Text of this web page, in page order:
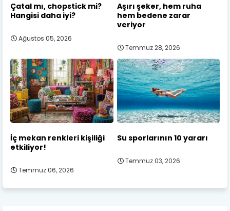
Çatal mı, chopstick mi?
Hangisi daha iyi?
Ağustos 05, 2026
Aşırı şeker, hem ruha
hem bedene zarar
veriyor
Temmuz 28, 2026
İç mekan renkleri kişiliği
etkiliyor!
Temmuz 06, 2026
Su sporlarının 10 yararı
Temmuz 03, 2026